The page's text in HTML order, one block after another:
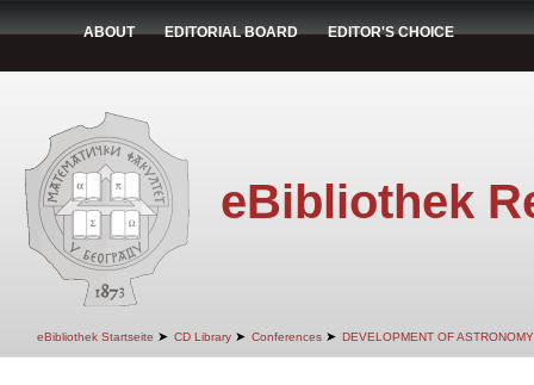
ABOUT EDITORIAL BOARD EDITOR'S CHOICE
eBibliothek
eBibliothek Startseite ➤ CD Library ➤ Conferences ➤ DEVELOPMENT OF